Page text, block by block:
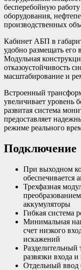
бесперебойную
оборудования,
производственных
Кабинет АБП в
удобно размещать его
Модульная
отказоустойчивость
масштабирование и
Встроенный
увеличивает уровень
развитая система
предоставляет
режиме реального
Подключение
При выходном
обеспечивается
Трехфазная
аккумуляторы
Гибкая система
Минимальная
счет низкого
искажений
Разделительный
развязки входа
Отдельный ввод